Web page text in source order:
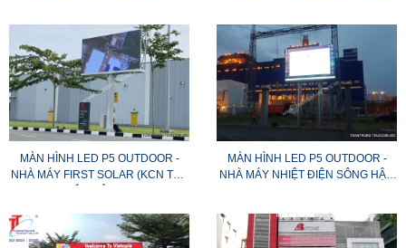
MÀN HÌNH LED P5 OUTDOOR -
NHÀ MÁY FIRST SOLAR (KCN TÂY
MÀN HÌNH LED P5 OUTDOOR -
NHÀ MÁY NHIỆT ĐIỆN SÔNG HẬU